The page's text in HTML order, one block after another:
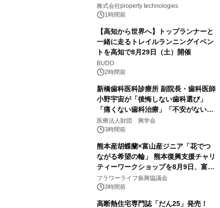
PropTechはどう組み替えるか）｜
PropTech-Lab
株式会社property technologies
1時間前
【高知から世界へ】トップランナーと
一緒に走るトレイルランニングイベン
トを高知で8月29日（土）開催
BUDO
2時間前
新橋歯科医科診療所 副院長・歯科医師
小野宇宙が「後悔しない歯科選び」
「痛くない歯科治療」「不安がない治
療計画」をテーマに専門監修
医療法人財団 興学会
3時間前
熊本産胡蝶蘭×富山産ジニア「花でつ
ながる希望の輪」 熊本復興支援チャリ
ティーワークショップを8月9日、富
山・射水で開催
フラワーライフ振興協議会
3時間前
高断熱住宅専門誌「だん25」発売！